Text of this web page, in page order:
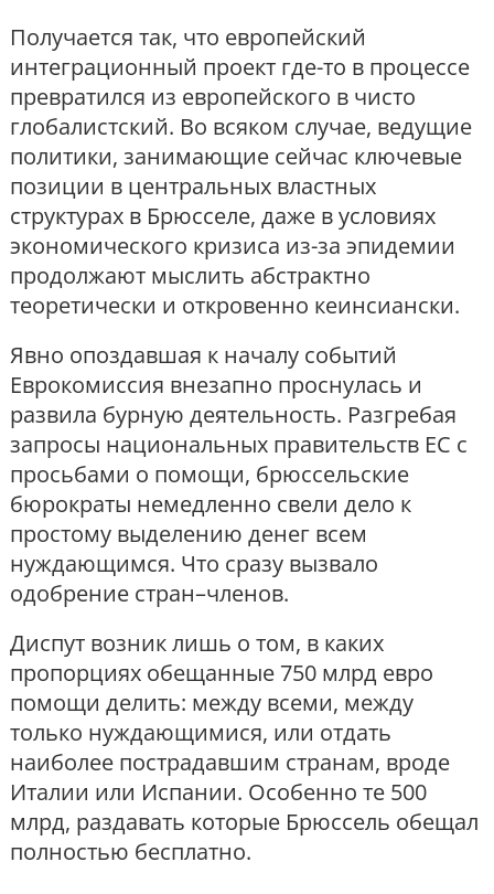
Получается так, что европейский
интеграционный проект где-то в процессе
превратился из европейского в чисто
глобалистский. Во всяком случае, ведущие
политики, занимающие сейчас ключевые
позиции в центральных властных
структурах в Брюсселе, даже в условиях
экономического кризиса из-за эпидемии
продолжают мыслить абстрактно
теоретически и откровенно кеинсиански.
Явно опоздавшая к началу событий
Еврокомиссия внезапно проснулась и
развила бурную деятельность. Разгребая
запросы национальных правительств ЕС с
просьбами о помощи, брюссельские
бюрократы немедленно свели дело к
простому выделению денег всем
нуждающимся. Что сразу вызвало
одобрение стран–членов.
Диспут возник лишь о том, в каких
пропорциях обещанные 750 млрд евро
помощи делить: между всеми, между
только нуждающимися, или отдать
наиболее пострадавшим странам, вроде
Италии или Испании. Особенно те 500
млрд, раздавать которые Брюссель обещал
полностью бесплатно.